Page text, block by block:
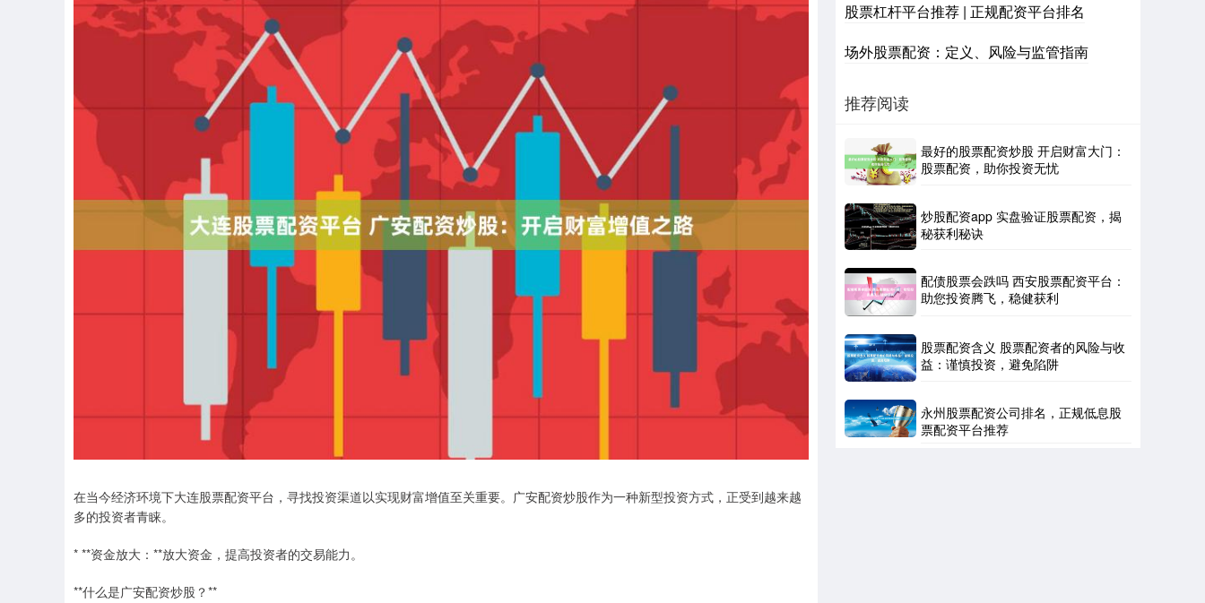
在当今经济环境下大连股票配资平台，寻找投资渠道以实现财富增值至关重要。广安配资炒股作为一种新型投资方式，正受到越来越
多的投资者青睐。
* **资金放大：**放大资金，提高投资者的交易能力。
**什么是广安配资炒股？**
股票杠杆平台推荐 | 正规配资平台排名
场外股票配资：定义、风险与监管指南
推荐阅读
最好的股票配资炒股 开启财富大门：
股票配资，助你投资无忧
炒股配资app 实盘验证股票配资，揭
秘获利秘诀
配债股票会跌吗 西安股票配资平台：
助您投资腾飞，稳健获利
股票配资含义 股票配资者的风险与收
益：谨慎投资，避免陷阱
永州股票配资公司排名，正规低息股
票配资平台推荐